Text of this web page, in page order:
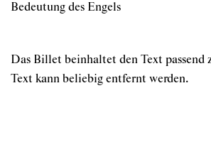
Bedeutung des Engels
Das Billet beinhaltet den Text passend
Text kann beliebig entfernt werden.